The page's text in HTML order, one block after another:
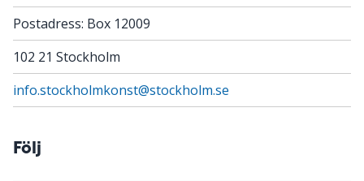
Postadress: Box 12009
102 21 Stockholm
info.stockholmkonst@stockholm.se
Följ